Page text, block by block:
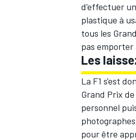
d'effectuer
plastique à
tous les
pas emporter
Les
La F1 s'est
Grand Prix
personnel
pour être